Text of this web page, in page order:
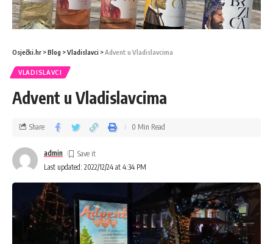
Osječki.hr >Blog >Vladislavci >Advent u Vladislavcima
VLADISLAVCI
Advent u Vladislavcima
Last updated: 2022/12/24 at 4:34 PM
admin
Share 0 Min Read